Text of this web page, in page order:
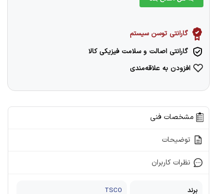
گارانتی توسن سیستم
گارانتی اصالت و سلامت فیزیکی کالا
افزودن به علاقه‌مندی
مشخصات فنی
توضیحات
نظرات کاربران
برند TSCO